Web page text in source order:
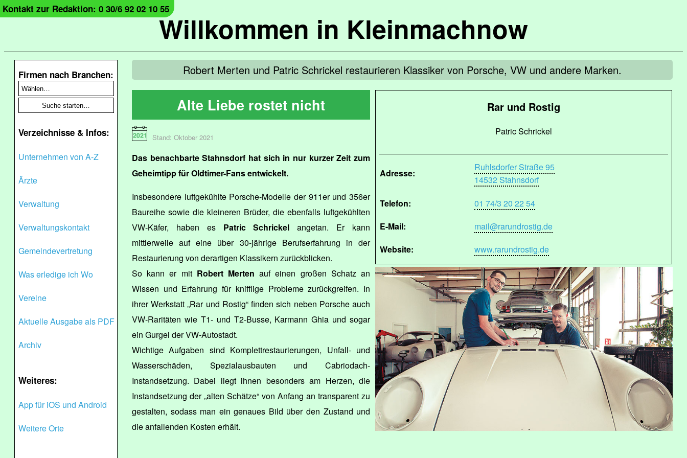
Willkommen in Kleinmachnow
Kontakt zur Redaktion: 0 30/6 92 02 10 55
Firmen nach Branchen:
Verzeichnisse & Infos:
Unternehmen von A-Z
Ärzte
Verwaltung
Verwaltungskontakt
Gemeindevertretung
Was erledige ich Wo
Vereine
Aktuelle Ausgabe als PDF
Archiv
Weiteres:
App für iOS und Android
Weitere Orte
Robert Merten und Patric Schrickel restaurieren Klassiker von Porsche, VW und andere Marken.
Rar und Rostig
Patric Schrickel
Adresse:
Ruhlsdorfer Straße 95
14532 Stahnsdorf
Telefon:
01 74/3 20 22 54
E-Mail:
mail@rarundrostig.de
Website:
www.rarundrostig.de
Alte Liebe rostet nicht
Stand: Oktober 2021
Das benachbarte Stahnsdorf hat sich in nur kurzer Zeit zum
Geheimtipp für Oldtimer-Fans entwickelt.
Insbesondere luftgekühlte Porsche-Modelle der 911er und 356er
Baureihe sowie die kleineren Brüder, die ebenfalls luftgekühlten
VW-Käfer, haben es Patric Schrickel angetan. Er kann
mittlerweile auf eine über 30-jährige Berufserfahrung in der
Restaurierung von derartigen Klassikern zurückblicken.
So kann er mit Robert Merten auf einen großen Schatz an
Wissen und Erfahrung für knifflige Probleme zurückgreifen. In
ihrer Werkstatt „Rar und Rostig“ finden sich neben Porsche auch
VW-Raritäten wie T1- und T2-Busse, Karmann Ghia und sogar
ein Gurgel der VW-Autostadt.
Wichtige Aufgaben sind Komplettrestaurierungen, Unfall- und
Wasserschäden, Spezialausbauten und Cabriodach-
Instandsetzung. Dabei liegt ihnen besonders am Herzen, die
Instandsetzung der „alten Schätze“ von Anfang an transparent zu
gestalten, sodass man ein genaues Bild über den Zustand und
die anfallenden Kosten erhält.